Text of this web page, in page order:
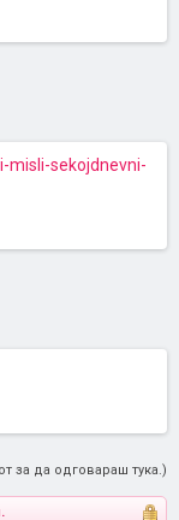
misli-sekojdnevni-
за да одговараш тука.)